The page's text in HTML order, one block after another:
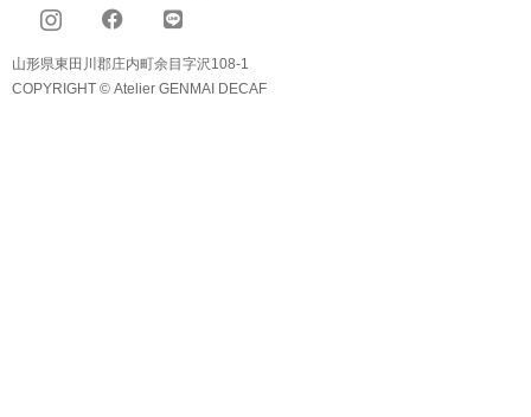
山形県東田川郡庄内町余目字沢108-1
COPYRIGHT © Atelier GENMAI DECAF